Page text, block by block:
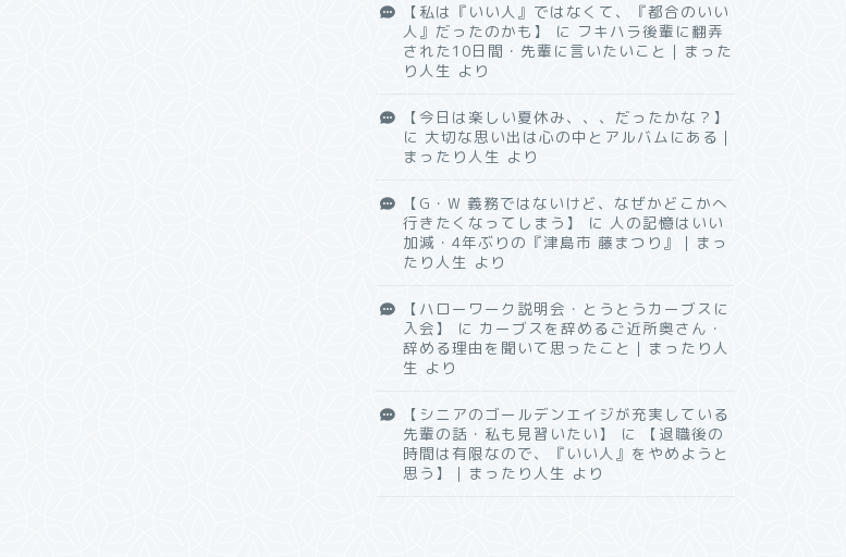
【私は『いい人』ではなくて、『都合のいい
人』だったのかも】
に フキハラ後輩に翻弄
された10日間・先輩に言いたいこと｜まった
り人生 より
【今日は楽しい夏休み、、、だったかな？】
に 大切な思い出は心の中とアルバムにある｜
まったり人生 より
【G・W 義務ではないけど、なぜかどこかへ
行きたくなってしまう】
に 人の記憶はいい
加減・4年ぶりの『津島市 藤まつり』｜まっ
たり人生 より
【ハローワーク説明会・とうとうカーブスに
入会】
に カーブスを辞めるご近所奥さん・
辞める理由を聞いて思ったこと｜まったり人
生 より
【シニアのゴールデンエイジが充実している
先輩の話・私も見習いたい】
に
【退職後の
時間は有限なので、『いい人』をやめようと
思う】｜まったり人生 より